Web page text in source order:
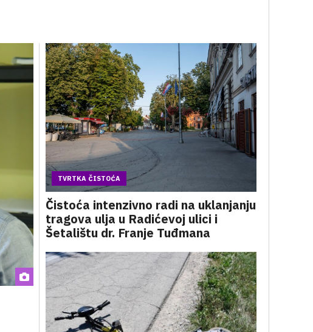
TVRTKA ČISTOĆA
Čistoća intenzivno radi na uklanjanju
tragova ulja u Radićevoj ulici i
Šetalištu dr. Franje Tuđmana